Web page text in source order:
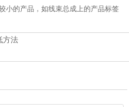
小的产品，如线束总成上的产品标签
方法